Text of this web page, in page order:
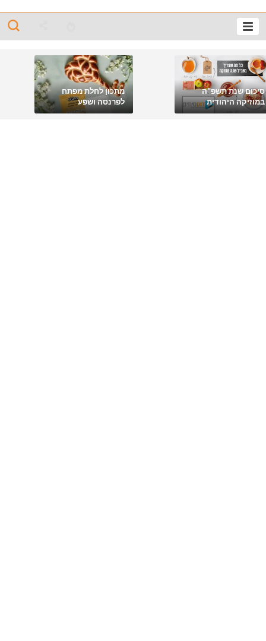
סיכום שנת תשפ"ה
במוזיקה היהודית
מתכון לחלת מפתח
לפרנסה ושפע